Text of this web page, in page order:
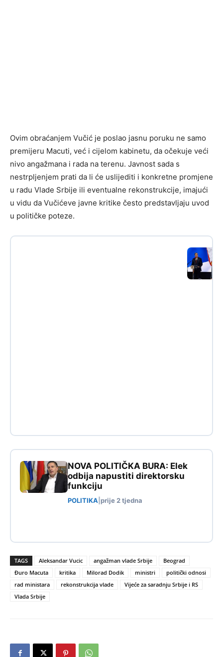
Ovim obraćanjem Vučić je poslao jasnu poruku ne samo
premijeru Macuti, već i cijelom kabinetu, da očekuje veći
nivo angažmana i rada na terenu. Javnost sada s
nestrpljenjem prati da li će uslijediti i konkretne promjene
u radu Vlade Srbije ili eventualne rekonstrukcije, imajući
u vidu da Vučićeve javne kritike često predstavljaju uvod
u političke poteze.
NOVA POLITIČKA BURA: Elek
odbija napustiti direktorsku
funkciju
POLITIKA prije 2 tjedna
TAGS Aleksandar Vucic angažman vlade Srbije
Beograd
Đuro Macuta
kritika Milorad Dodik ministri
politički odnosi
rad ministara
rekonstrukcija vlade
Vijeće za saradnju Srbije i RS
Vlada Srbije